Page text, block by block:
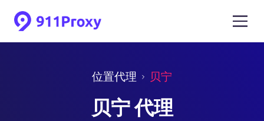
位置代理 贝宁
贝宁 代理